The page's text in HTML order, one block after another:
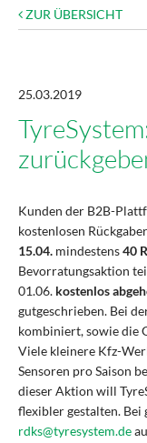
ZUR ÜBERSICHT
25.03.2019
Kunden der B2B-
kostenlosen
15.04. mindestens40
Bevorratungsaktion
01.06. kostenlos
gutgeschrieben. Bei
kombiniert, sowie die
Viele kleinere Kfz-
Sensoren pro Saison
dieser Aktion will
flexibler gestalten. Bei
rdks@tyresystem.de